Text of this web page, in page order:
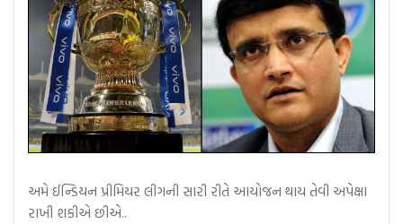
અમે ઈન્ડિયન પ્રીમિયર લીગની સારી રીતે આયોજન થાય તેવી અપેક્ષા
રાખી શકીએ છીએ..